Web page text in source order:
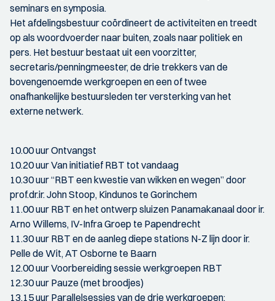
seminars en symposia.
Het afdelingsbestuur coördineert de activiteiten en treedt
op als woordvoerder naar buiten, zoals naar politiek en
pers. Het bestuur bestaat uit een voorzitter,
secretaris/penningmeester, de drie trekkers van de
bovengenoemde werkgroepen en een of twee
onafhankelijke bestuursleden ter versterking van het
externe netwerk.
10.00 uur Ontvangst
10.20 uur Van initiatief RBT tot vandaag
10.30 uur “RBT een kwestie van wikken en wegen” door
prof.dr.ir. John Stoop, Kindunos te Gorinchem
11.00 uur RBT en het ontwerp sluizen Panamakanaal door ir.
Arno Willems, IV-Infra Groep te Papendrecht
11.30 uur RBT en de aanleg diepe stations N-Z lijn door ir.
Pelle de Wit, AT Osborne te Baarn
12.00 uur Voorbereiding sessie werkgroepen RBT
12.30 uur Pauze (met broodjes)
13.15 uur Parallelsessies van de drie werkgroepen: